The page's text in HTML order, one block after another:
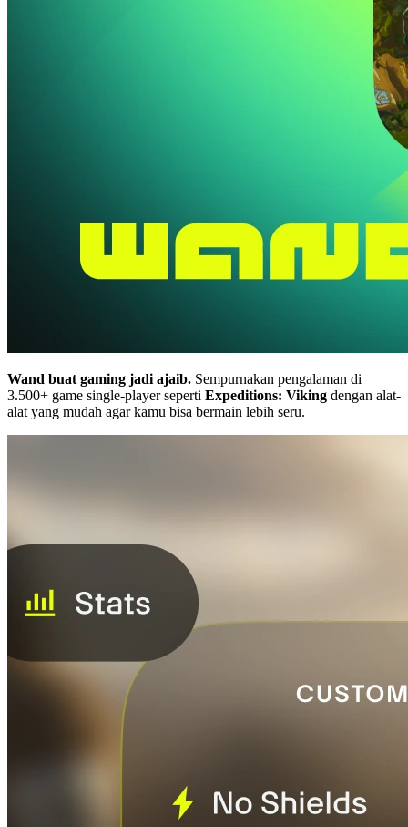
Wand buat gaming jadi ajaib. Sempurnakan pengalaman di
3.500+ game single-player seperti Expeditions: Viking dengan alat-
alat yang mudah agar kamu bisa bermain lebih seru.